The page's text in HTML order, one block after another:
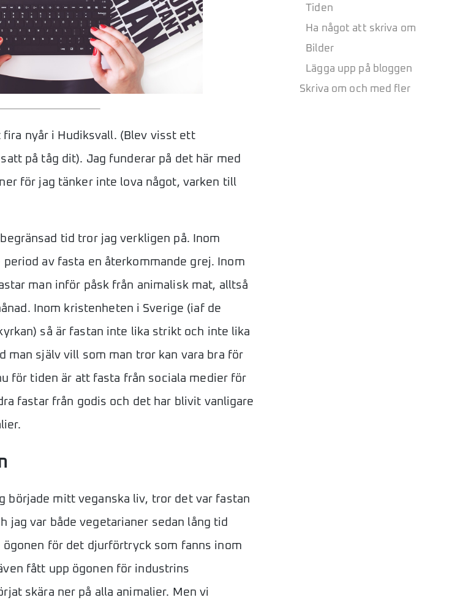
nyår i Hudiksvall. (Blev visst ett
på tåg dit). Jag funderar på det här med
för jag tänker inte lova något, varken till
tid tror jag verkligen på. Inom
av fasta en återkommande grej. Inom
man inför påsk från animalisk mat, alltså
Inom kristenheten i Sverige (iaf de
så är fastan inte lika strikt och inte lika
man själv vill som man tror kan vara bra för
för tiden är att fasta från sociala medier för
fastar från godis och det har blivit vanligare
började mitt veganska liv, tror det var fastan
jag var både vegetarianer sedan lång tid
för det djurförtryck som fanns inom
fått upp ögonen för industrins
skära ner på alla animalier. Men vi
Tiden
Ha något att skriva om
Bilder
Lägga upp på bloggen
Skriva om och med fler